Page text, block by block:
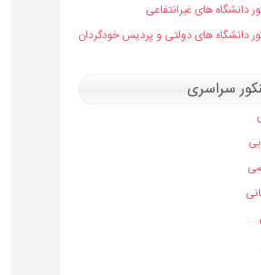
و پردیس خودگردان